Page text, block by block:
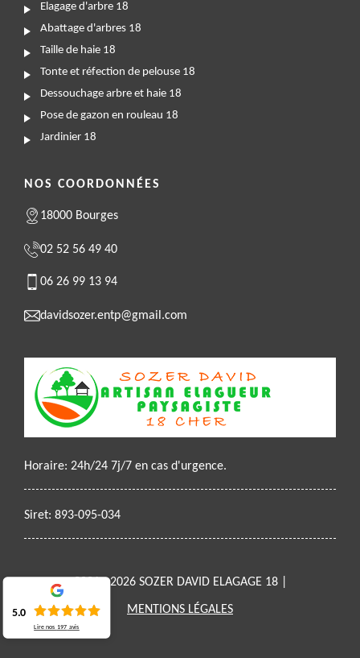
Elagage d'arbre 18
Abattage d'arbres 18
Taille de haie 18
Tonte et réfection de pelouse 18
Dessouchage arbre et haie 18
Pose de gazon en rouleau 18
Jardinier 18
NOS COORDONNÉES
18000 Bourges
02 52 56 49 40
06 26 99 13 94
davidsozer.entp@gmail.com
Horaire: 24h/24 7j/7 en cas d'urgence.
Siret: 893-095-034
2021 - 2026 SOZER DAVID ELAGAGE 18 |
MENTIONS LÉGALES
5.0
Lire nos197 avis